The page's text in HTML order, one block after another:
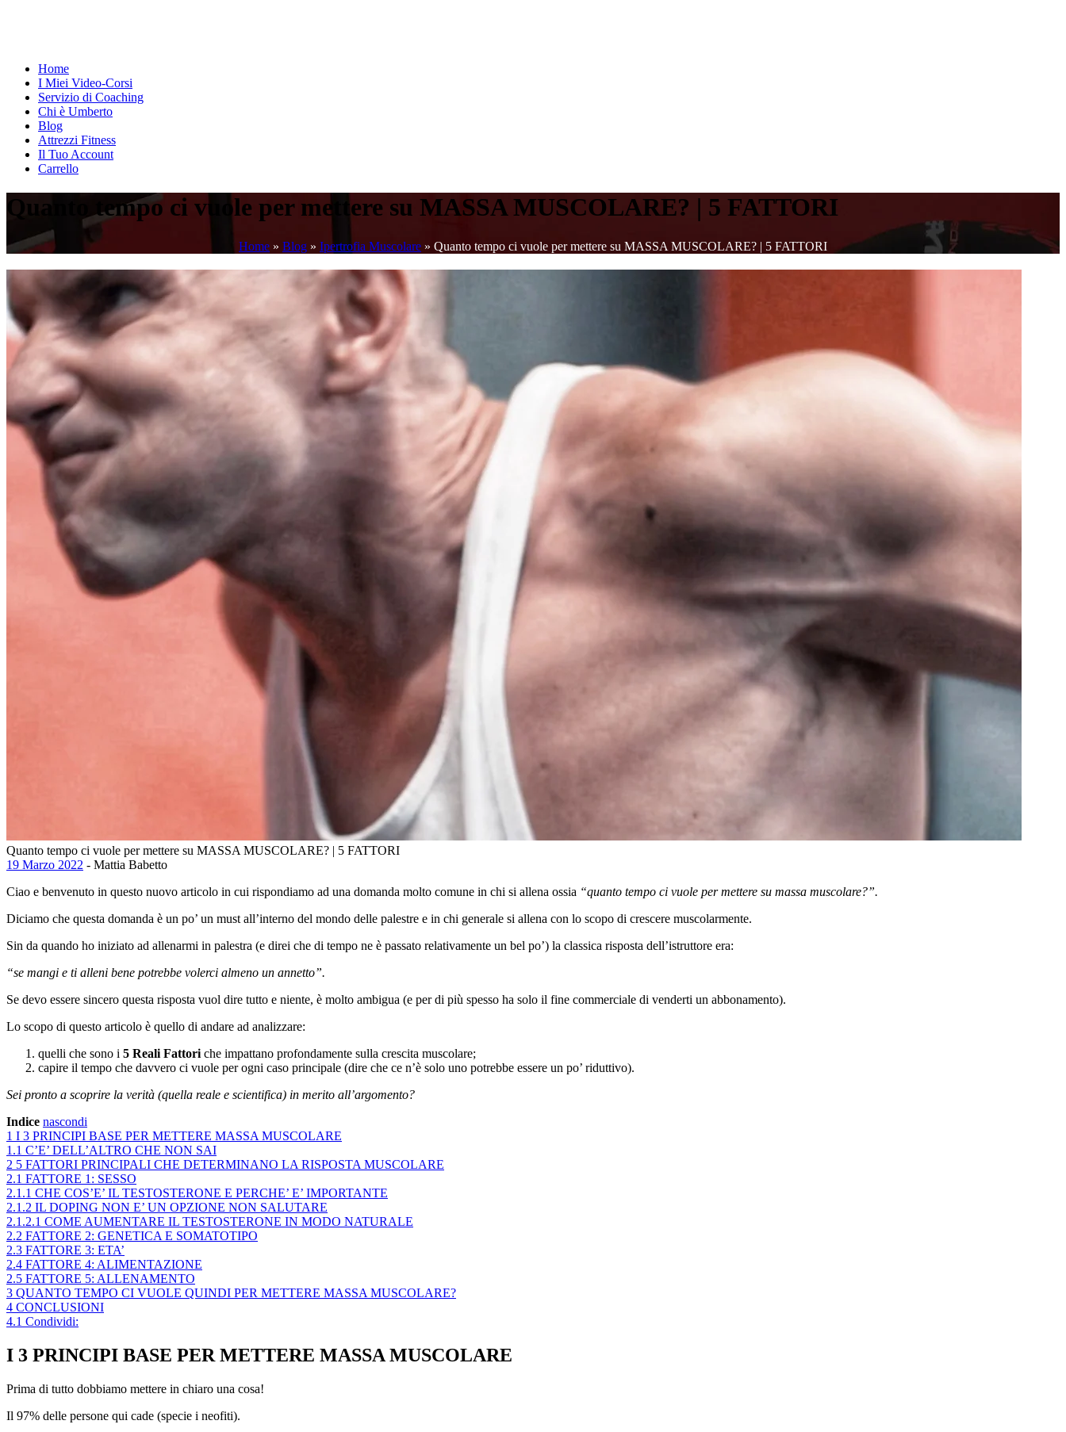
Home
I Miei Video-Corsi
Servizio di Coaching
Chi è Umberto
Blog
Attrezzi Fitness
Il Tuo Account
Carrello
Quanto tempo ci vuole per mettere su MASSA MUSCOLARE? | 5 FATTORI
Home » Blog » Ipertrofia Muscolare » Quanto tempo ci vuole per mettere su MASSA MUSCOLARE? | 5 FATTORI
Quanto tempo ci vuole per mettere su MASSA MUSCOLARE? | 5 FATTORI
19 Marzo 2022 - Mattia Babetto
Ciao e benvenuto in questo nuovo articolo in cui rispondiamo ad una domanda molto comune in chi si allena ossia “quanto tempo ci vuole per mettere su massa muscolare?”.
Diciamo che questa domanda è un po’ un must all’interno del mondo delle palestre e in chi generale si allena con lo scopo di crescere muscolarmente.
Sin da quando ho iniziato ad allenarmi in palestra (e direi che di tempo ne è passato relativamente un bel po’) la classica risposta dell’istruttore era:
“se mangi e ti alleni bene potrebbe volerci almeno un annetto”.
Se devo essere sincero questa risposta vuol dire tutto e niente, è molto ambigua (e per di più spesso ha solo il fine commerciale di venderti un abbonamento).
Lo scopo di questo articolo è quello di andare ad analizzare:
quelli che sono i 5 Reali Fattori che impattano profondamente sulla crescita muscolare;
capire il tempo che davvero ci vuole per ogni caso principale (dire che ce n’è solo uno potrebbe essere un po’ riduttivo).
Sei pronto a scoprire la verità (quella reale e scientifica) in merito all’argomento?
Indice nascondi
1 I 3 PRINCIPI BASE PER METTERE MASSA MUSCOLARE
1.1 C’E’ DELL’ALTRO CHE NON SAI
2 5 FATTORI PRINCIPALI CHE DETERMINANO LA RISPOSTA MUSCOLARE
2.1 FATTORE 1: SESSO
2.1.1 CHE COS’E’ IL TESTOSTERONE E PERCHE’ E’ IMPORTANTE
2.1.2 IL DOPING NON E’ UN OPZIONE NON SALUTARE
2.1.2.1 COME AUMENTARE IL TESTOSTERONE IN MODO NATURALE
2.2 FATTORE 2: GENETICA E SOMATOTIPO
2.3 FATTORE 3: ETA’
2.4 FATTORE 4: ALIMENTAZIONE
2.5 FATTORE 5: ALLENAMENTO
3 QUANTO TEMPO CI VUOLE QUINDI PER METTERE MASSA MUSCOLARE?
4 CONCLUSIONI
4.1 Condividi:
I 3 PRINCIPI BASE PER METTERE MASSA MUSCOLARE
Prima di tutto dobbiamo mettere in chiaro una cosa!
Il 97% delle persone qui cade (specie i neofiti).